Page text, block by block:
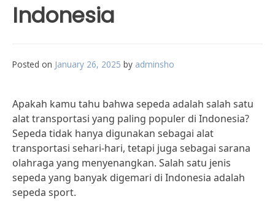
Indonesia
Posted on January 26, 2025 by adminsho
Apakah kamu tahu bahwa sepeda adalah salah satu
alat transportasi yang paling populer di Indonesia?
Sepeda tidak hanya digunakan sebagai alat
transportasi sehari-hari, tetapi juga sebagai sarana
olahraga yang menyenangkan. Salah satu jenis
sepeda yang banyak digemari di Indonesia adalah
sepeda sport.